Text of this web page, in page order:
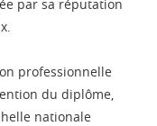
par sa réputation
professionnelle
du diplôme,
nationale